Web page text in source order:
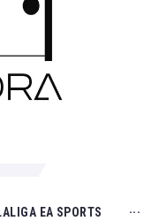
EA SPORTS ···